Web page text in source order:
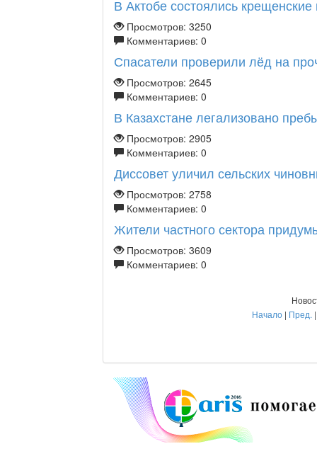
В Актобе состоялись
Просмотров: 3250
Комментариев: 0
Спасатели проверили лёд на
Просмотров: 2645
Комментариев: 0
В Казахстане легализовано
Просмотров: 2905
Комментариев: 0
Диссовет уличил сельских
Просмотров: 2758
Комментариев: 0
Жители частного сектора
Просмотров: 3609
Комментариев: 0
Начало | Пред.